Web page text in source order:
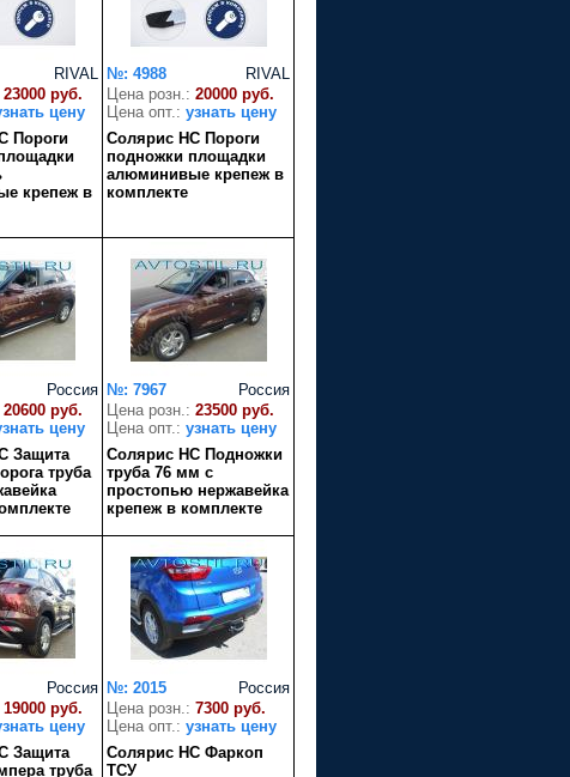
RIVAL
23000 руб.
цену
Пороги
крепеж в
RIVAL
№: 4988
Цена розн.: 20000 руб.
Цена опт.: узнать цену
Солярис HC Пороги
подножки площадки
алюминивые крепеж в
комплекте
Россия
20600 руб.
цену
Защита
труба
Россия
№: 7967
Цена розн.: 23500 руб.
Цена опт.: узнать цену
Солярис HC Подножки
труба 76 мм с
простопью нержавейка
крепеж в комплекте
Россия
19000 руб.
цену
Защита
труба
Россия
№: 2015
Цена розн.: 7300 руб.
Цена опт.: узнать цену
Солярис HC Фаркоп
ТСУ